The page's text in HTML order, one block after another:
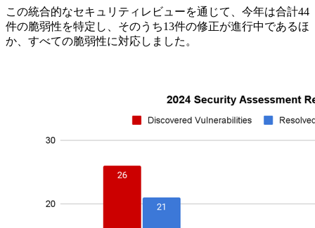
この統合的なセキュリティレビューを通じて、今年は合計44
件の脆弱性を特定し、そのうち13件の修正が進行中であるほ
か、すべての脆弱性に対応しました。